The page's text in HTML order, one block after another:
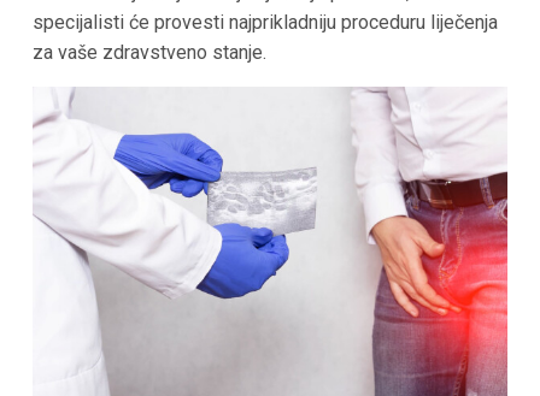
specijalisti će provesti najprikladniju proceduru liječenja
za vaše zdravstveno stanje.